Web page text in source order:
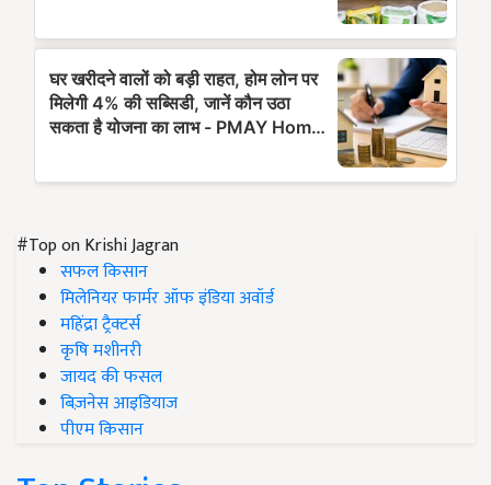
#Top on Krishi Jagran
सफल किसान
मिलेनियर फार्मर ऑफ इंडिया अवॉर्ड
महिंद्रा ट्रैक्टर्स
कृषि मशीनरी
जायद की फसल
बिज़नेस आइडियाज
पीएम किसान